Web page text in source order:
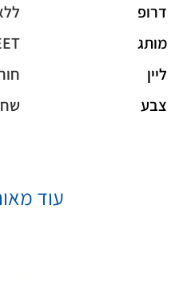
דרופ
מותג
ליין
חורף
צבע
עוד